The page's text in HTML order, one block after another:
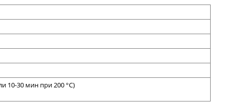
10-30 мин при 200 °С)